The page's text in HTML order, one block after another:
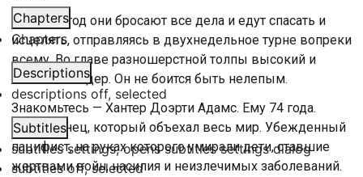
Chapters
Chapters
Descriptions
descriptions off, selected
Subtitles
subtitles settings, opens subtitles settings dialog
subtitles off, selected
Каждый год они бросают все дела и едут спасать и
исцелять, отправляясь в двухнедельное турне вопреки
всему. Во главе разношерстной толпы высокий и
смешной лидер. Он не боится быть нелепым.
Знакомьтесь — Хантер Доэрти Адамс. Ему 74 года.
Американец, который объехал весь мир. Убежденный
пацифист, на руках которого умирали дети, ставшие
жертвами войн, насилия и неизлечимых заболеваний.